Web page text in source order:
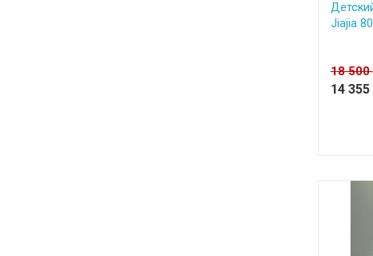
Jiajia
18 500
14 355